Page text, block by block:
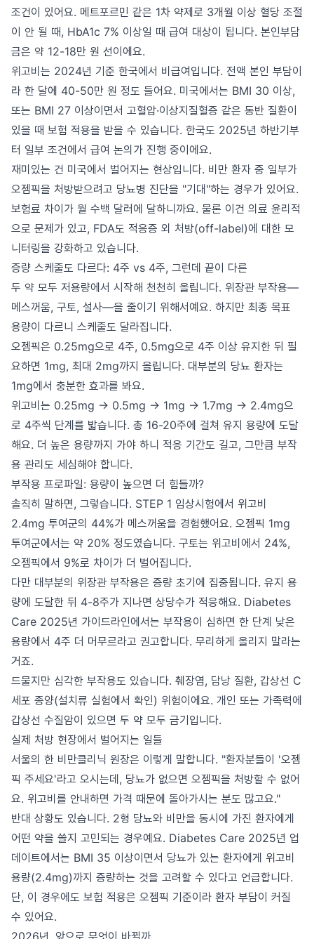
조건이 있어요. 메트포르민 같은 1차 약제로 3개월 이상 혈당 조절
이 안 될 때, HbA1c 7% 이상일 때 급여 대상이 됩니다. 본인부담
금은 약 12-18만 원 선이에요.
위고비는 2024년 기준 한국에서 비급여입니다. 전액 본인 부담이
라 한 달에 40-50만 원 정도 들어요. 미국에서는 BMI 30 이상,
또는 BMI 27 이상이면서 고혈압·이상지질혈증 같은 동반 질환이
있을 때 보험 적용을 받을 수 있습니다. 한국도 2025년 하반기부
터 일부 조건에서 급여 논의가 진행 중이에요.
재미있는 건 미국에서 벌어지는 현상입니다. 비만 환자 중 일부가
오젬픽을 처방받으려고 당뇨병 진단을 "기대"하는 경우가 있어요.
보험료 차이가 월 수백 달러에 달하니까요. 물론 이건 의료 윤리적
으로 문제가 있고, FDA도 적응증 외 처방(off-label)에 대한 모
니터링을 강화하고 있습니다.
증량 스케줄도 다르다: 4주 vs 4주, 그런데 끝이 다른
두 약 모두 저용량에서 시작해 천천히 올립니다. 위장관 부작용—
메스꺼움, 구토, 설사—을 줄이기 위해서예요. 하지만 최종 목표
용량이 다르니 스케줄도 달라집니다.
오젬픽은 0.25mg으로 4주, 0.5mg으로 4주 이상 유지한 뒤 필
요하면 1mg, 최대 2mg까지 올립니다. 대부분의 당뇨 환자는
1mg에서 충분한 효과를 봐요.
위고비는 0.25mg → 0.5mg → 1mg → 1.7mg → 2.4mg으
로 4주씩 단계를 밟습니다. 총 16-20주에 걸쳐 유지 용량에 도달
해요. 더 높은 용량까지 가야 하니 적응 기간도 길고, 그만큼 부작
용 관리도 세심해야 합니다.
부작용 프로파일: 용량이 높으면 더 힘들까?
솔직히 말하면, 그렇습니다. STEP 1 임상시험에서 위고비
2.4mg 투여군의 44%가 메스꺼움을 경험했어요. 오젬픽 1mg
투여군에서는 약 20% 정도였습니다. 구토는 위고비에서 24%,
오젬픽에서 9%로 차이가 더 벌어집니다.
다만 대부분의 위장관 부작용은 증량 초기에 집중됩니다. 유지 용
량에 도달한 뒤 4-8주가 지나면 상당수가 적응해요. Diabetes
Care 2025년 가이드라인에서는 부작용이 심하면 한 단계 낮은
용량에서 4주 더 머무르라고 권고합니다. 무리하게 올리지 말라는
거죠.
드물지만 심각한 부작용도 있습니다. 췌장염, 담낭 질환, 갑상선 C
세포 종양(설치류 실험에서 확인) 위험이에요. 개인 또는 가족력에
갑상선 수질암이 있으면 두 약 모두 금기입니다.
실제 처방 현장에서 벌어지는 일들
서울의 한 비만클리닉 원장은 이렇게 말합니다. "환자분들이 '오젬
픽 주세요'라고 오시는데, 당뇨가 없으면 오젬픽을 처방할 수 없어
요. 위고비를 안내하면 가격 때문에 돌아가시는 분도 많고요."
반대 상황도 있습니다. 2형 당뇨와 비만을 동시에 가진 환자에게
어떤 약을 쓸지 고민되는 경우예요. Diabetes Care 2025년 업
데이트에서는 BMI 35 이상이면서 당뇨가 있는 환자에게 위고비
용량(2.4mg)까지 증량하는 것을 고려할 수 있다고 언급합니다.
단, 이 경우에도 보험 적용은 오젬픽 기준이라 환자 부담이 커질
수 있어요.
2026년, 앞으로 무엇이 바뀔까